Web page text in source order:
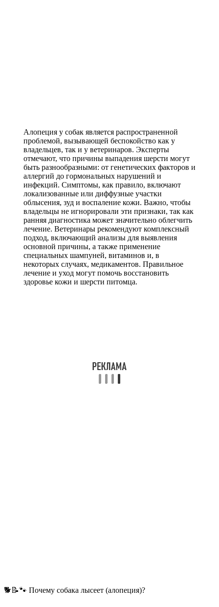
Алопеция у собак является распространенной
проблемой, вызывающей беспокойство как у
владельцев, так и у ветеринаров. Эксперты
отмечают, что причины выпадения шерсти могут
быть разнообразными: от генетических факторов и
аллергий до гормональных нарушений и
инфекций. Симптомы, как правило, включают
локализованные или диффузные участки
облысения, зуд и воспаление кожи. Важно, чтобы
владельцы не игнорировали эти признаки, так как
ранняя диагностика может значительно облегчить
лечение. Ветеринары рекомендуют комплексный
подход, включающий анализы для выявления
основной причины, а также применение
специальных шампуней, витаминов и, в
некоторых случаях, медикаментов. Правильное
лечение и уход могут помочь восстановить
здоровье кожи и шерсти питомца.
🐕📝🐾 Почему собака лысеет (алопеция)?